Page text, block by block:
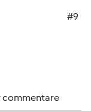
#9
commentare